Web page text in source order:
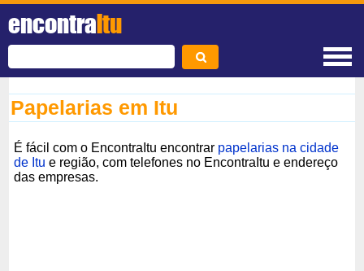
encontraItu
Papelarias em Itu
É fácil com o EncontraItu encontrar papelarias na cidade
de Itu e região, com telefones no EncontraItu e endereço
das empresas.